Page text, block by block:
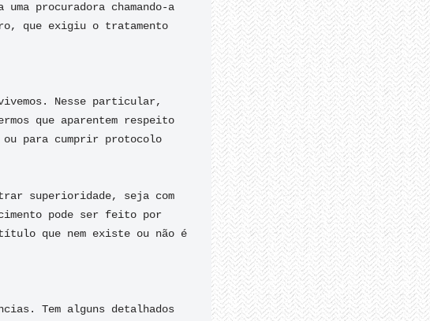
procuradora chamando-a
que exigiu o tratamento
Nesse particular,
que aparentem respeito
para cumprir protocolo
superioridade, seja com
pode ser feito por
que nem existe ou não é
Tem alguns detalhados